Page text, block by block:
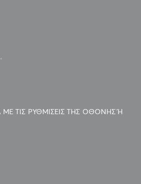
ΤΙΣ ΡΥΘΜΙΣΕΙΣ ΤΗΣ ΟΘΟΝΗΣ Ή